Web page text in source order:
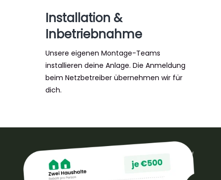
Installation &
Inbetriebnahme
Unsere eigenen Montage-Teams
installieren deine Anlage. Die Anmeldung
beim Netzbetreiber übernehmen wir für
dich.